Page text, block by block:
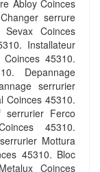
Abloy Coinces
serrure
Coinces
Installateur
45310.
Depannage
serrurier
Coinces 45310.
serrurier Ferco
45310.
Mottura
45310. Bloc
Coinces